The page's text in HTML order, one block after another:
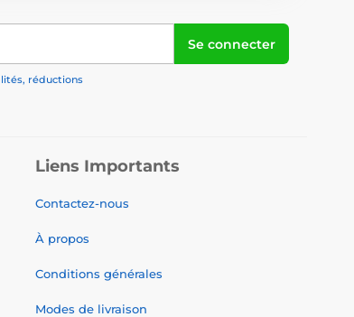
Se connecter
réductions
Liens Importants
Contactez-nous
À propos
Conditions générales
Modes de livraison